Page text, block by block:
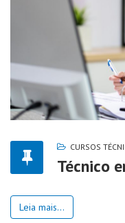
CURSOS
Técnico
Leia mais...